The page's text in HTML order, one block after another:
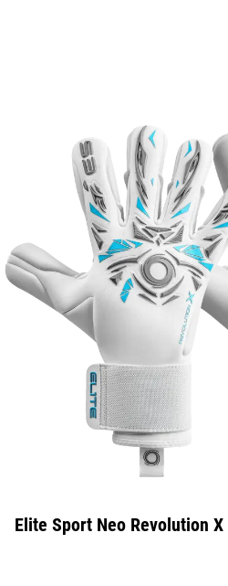
Elite Sport Neo Revolution X